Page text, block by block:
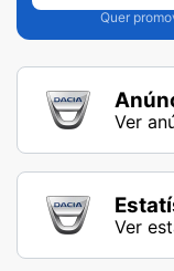
Quer
Ver
Ver